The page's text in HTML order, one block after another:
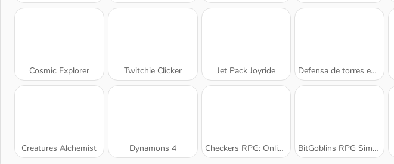
Cosmic Explorer Twitchie Clicker Jet Pack Joyride Defensa de torres en la jungla
Creatures Alchemist Dynamons 4 Checkers RPG: Online PVP Battle BitGoblins RPG Simulator